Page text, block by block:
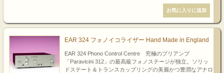
EAR 324 フォノイコライザー Hand Made in England
EAR 324 Phono Control Centre 究極のプリアンプ
「Paravicini 312」の最高級フォノステージが独立。ソリッ
ドステート＆トランスカップリングの美麗かつ豊潤なアナロ